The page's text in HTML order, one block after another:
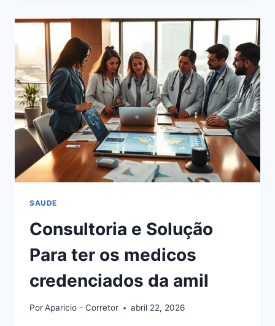
AMIL
DE
SAÚDE
COM
ATENDIMENTO
NACIONAL
SAUDE
Consultoria e Solução
Para ter os medicos
credenciados da amil
PorAparicio - Corretor abril 22, 2026